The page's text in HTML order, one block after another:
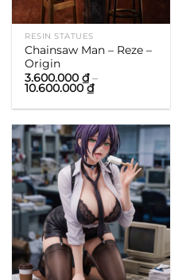
RESIN STATUES
Chainsaw Man – Reze –
Origin
3.600.000₫ –
10.600.000₫Khoảng
giá:
từ
đến
10.600.000 ₫